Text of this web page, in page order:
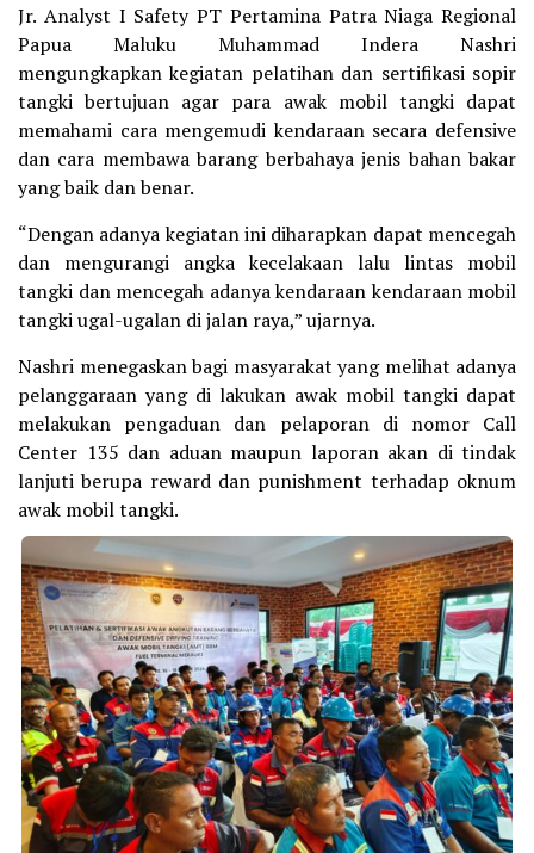
Jr. Analyst I Safety PT Pertamina Patra Niaga Regional
Papua Maluku Muhammad Indera Nashri
mengungkapkan kegiatan pelatihan dan sertifikasi sopir
tangki bertujuan agar para awak mobil tangki dapat
memahami cara mengemudi kendaraan secara defensive
dan cara membawa barang berbahaya jenis bahan bakar
yang baik dan benar.
“Dengan adanya kegiatan ini diharapkan dapat mencegah
dan mengurangi angka kecelakaan lalu lintas mobil
tangki dan mencegah adanya kendaraan kendaraan mobil
tangki ugal-ugalan di jalan raya,” ujarnya.
Nashri menegaskan bagi masyarakat yang melihat adanya
pelanggaraan yang di lakukan awak mobil tangki dapat
melakukan pengaduan dan pelaporan di nomor Call
Center 135 dan aduan maupun laporan akan di tindak
lanjuti berupa reward dan punishment terhadap oknum
awak mobil tangki.